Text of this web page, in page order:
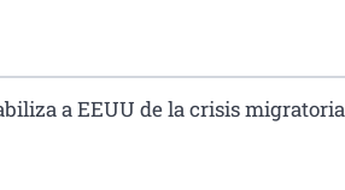
a EEUU de la crisis migratoria